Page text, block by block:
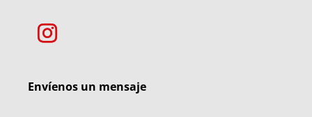
Envíenos un mensaje